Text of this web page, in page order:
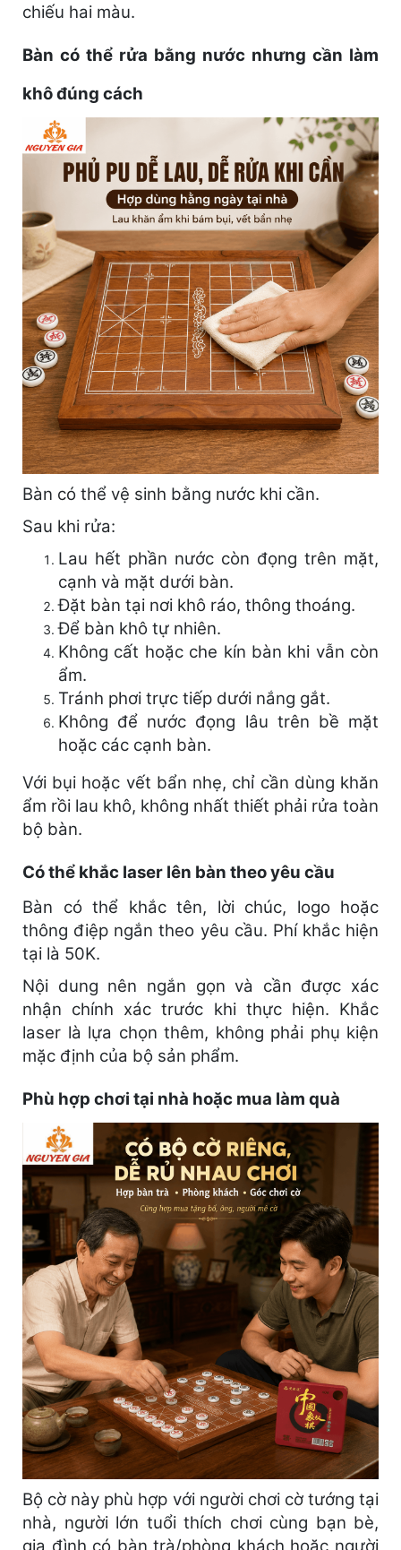
chiếu hai màu.
Bàn có thể rửa bằng nước nhưng cần làm
khô đúng cách
Bàn có thể vệ sinh bằng nước khi cần.
Sau khi rửa:
Lau hết phần nước còn đọng trên mặt,
cạnh và mặt dưới bàn.
Đặt bàn tại nơi khô ráo, thông thoáng.
Để bàn khô tự nhiên.
Không cất hoặc che kín bàn khi vẫn còn
ẩm.
Tránh phơi trực tiếp dưới nắng gắt.
Không để nước đọng lâu trên bề mặt
hoặc các cạnh bàn.
Với bụi hoặc vết bẩn nhẹ, chỉ cần dùng khăn
ẩm rồi lau khô, không nhất thiết phải rửa toàn
bộ bàn.
Có thể khắc laser lên bàn theo yêu cầu
Bàn có thể khắc tên, lời chúc, logo hoặc
thông điệp ngắn theo yêu cầu. Phí khắc hiện
tại là 50K.
Nội dung nên ngắn gọn và cần được xác
nhận chính xác trước khi thực hiện. Khắc
laser là lựa chọn thêm, không phải phụ kiện
mặc định của bộ sản phẩm.
Phù hợp chơi tại nhà hoặc mua làm quà
Bộ cờ này phù hợp với người chơi cờ tướng tại
nhà, người lớn tuổi thích chơi cùng bạn bè,